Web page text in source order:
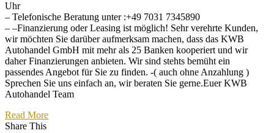
Uhr
– Telefonische Beratung unter :+49 7031 7345890
– –Finanzierung oder Leasing ist möglich! Sehr verehrte Kunden,
wir möchten Sie darüber aufmerksam machen, dass das KWB
Autohandel GmbH mit mehr als 25 Banken kooperiert und wir
daher Finanzierungen anbieten. Wir sind stehts bemüht ein
passendes Angebot für Sie zu finden. -( auch ohne Anzahlung )
Sprechen Sie uns einfach an, wir beraten Sie gerne.Euer KWB
Autohandel Team
Read More
Share This